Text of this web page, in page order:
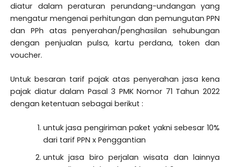
diatur dalam peraturan perundang-undangan yang
mengatur mengenai perhitungan dan pemungutan PPN
dan PPh atas penyerahan/penghasilan sehubungan
dengan penjualan pulsa, kartu perdana, token dan
voucher.
Untuk besaran tarif pajak atas penyerahan jasa kena
pajak diatur dalam Pasal 3 PMK Nomor 71 Tahun 2022
dengan ketentuan sebagai berikut :
untuk jasa pengiriman paket yakni sebesar 10%
dari tarif PPN x Penggantian
untuk jasa biro perjalan wisata dan lainnya